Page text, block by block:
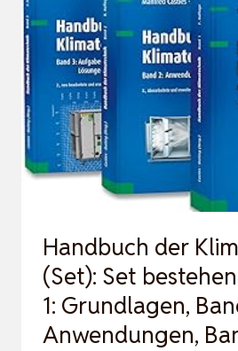
1:
GRUNDLAGEN
Handbuch der
(Set): Set
1: Grundlagen,
Anwendungen,